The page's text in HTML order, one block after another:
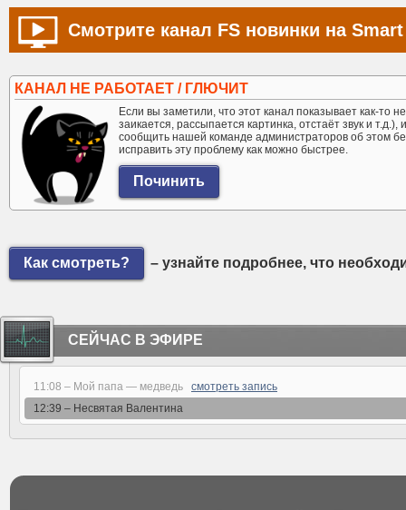
Смотрите канал FS новинки на Smart
КАНАЛ НЕ РАБОТАЕТ / ГЛЮЧИТ
Если вы заметили, что этот канал показывает как-то
заикается, рассыпается картинка, отстаёт звук и
сообщить нашей команде администраторов об этом
исправить эту проблему как можно быстрее.
Как смотреть? – узнайте подробнее, что
СЕЙЧАС В ЭФИРЕ
11:08 – Мой папа — медведь смотреть запись
12:39 – Несвятая Валентина